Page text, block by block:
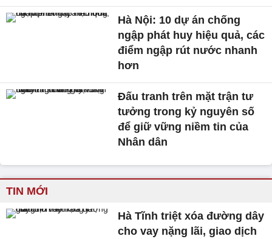
Hà Nội: 10 dự án chống
ngập phát huy hiệu quả, các
điểm ngập rút nước nhanh
hơn
Đấu tranh trên mặt trận tư
tưởng trong kỷ nguyên số
để giữ vững niềm tin của
Nhân dân
TIN MỚI
Hà Tĩnh triệt xóa đường dây
cho vay nặng lãi, giao dịch